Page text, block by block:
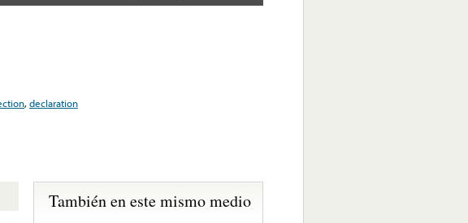
,declaration
También en este mismo medio